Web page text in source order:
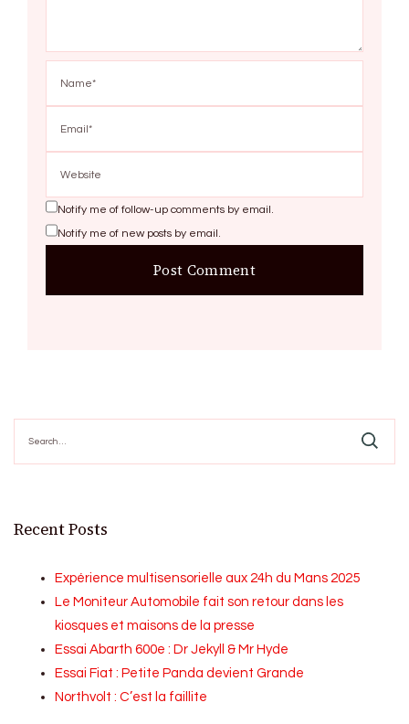
Notify me of follow-up comments by email.
Notify me of new posts by email.
for:
Recent Posts
Expérience multisensorielle aux 24h du Mans 2025
Le Moniteur Automobile fait son retour dans les
kiosques et maisons de la presse
Essai Abarth 600e : Dr Jekyll & Mr Hyde
Essai Fiat : Petite Panda devient Grande
Northvolt : C’est la faillite